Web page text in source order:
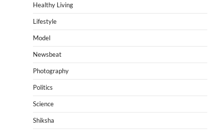
Healthy Living
Lifestyle
Model
Newsbeat
Photography
Politics
Science
Shiksha